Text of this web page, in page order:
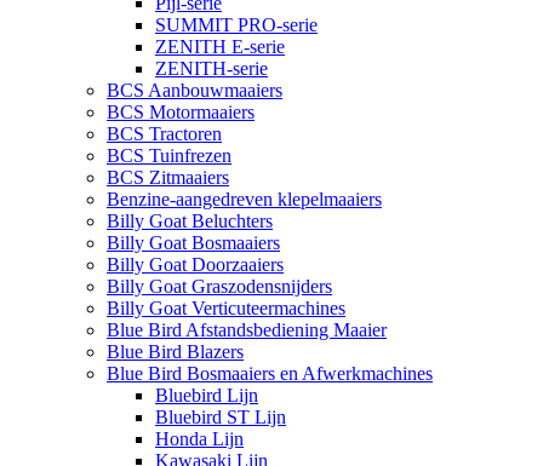
SUMMIT PRO-serie
ZENITH E-serie
ZENITH-serie
BCS Aanbouwmaaiers
BCS Motormaaiers
BCS Tractoren
BCS Tuinfrezen
BCS Zitmaaiers
Benzine-aangedreven klepelmaaiers
Billy Goat Beluchters
Billy Goat Bosmaaiers
Billy Goat Doorzaaiers
Billy Goat Graszodensnijders
Billy Goat Verticuteermachines
Blue Bird Afstandsbediening Maaier
Blue Bird Blazers
Blue Bird Bosmaaiers en Afwerkmachines
Bluebird Lijn
Bluebird ST Lijn
Honda Lijn
Kawasaki Lijn